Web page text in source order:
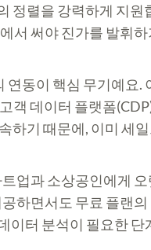
정렬을 강력하게 지원
서 써야 진가를 발휘
연동이 핵심 무기예요.
객 데이터 플랫폼
하기 때문에, 이미 세
업과 소상공인에게
하면서도 무료 플랜
터 분석이 필요한 단